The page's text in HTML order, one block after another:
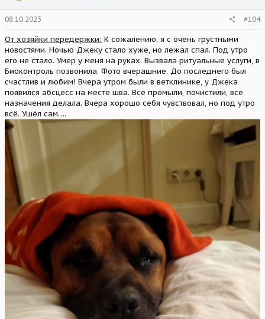
08.10.2023 #104
От хозяйки передержки: К сожалению, я с очень грустными
новостями. Ночью Джеку стало хуже, но лежал спал. Под утро
его не стало. Умер у меня на руках. Вызвала ритуальные услуги, в
Биоконтроль позвонила. Фото вчерашние. До последнего был
счастлив и любим! Вчера утром были в ветклинике, у Джека
появился абсцесс на месте шва. Всё промыли, почистили, все
назначения делала. Вчера хорошо себя чувствовал, но под утро
всё. Ушёл сам….